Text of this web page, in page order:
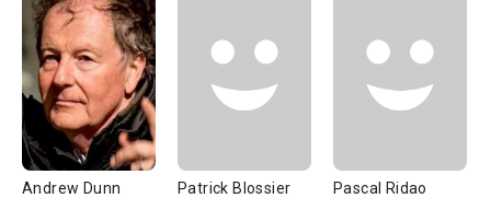
Andrew Dunn Patrick Blossier Pascal Ridao